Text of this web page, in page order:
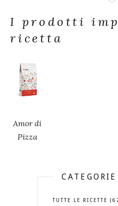
I prodotti
ricetta
Amor di
Pizza
TUTTE LE RICETTE